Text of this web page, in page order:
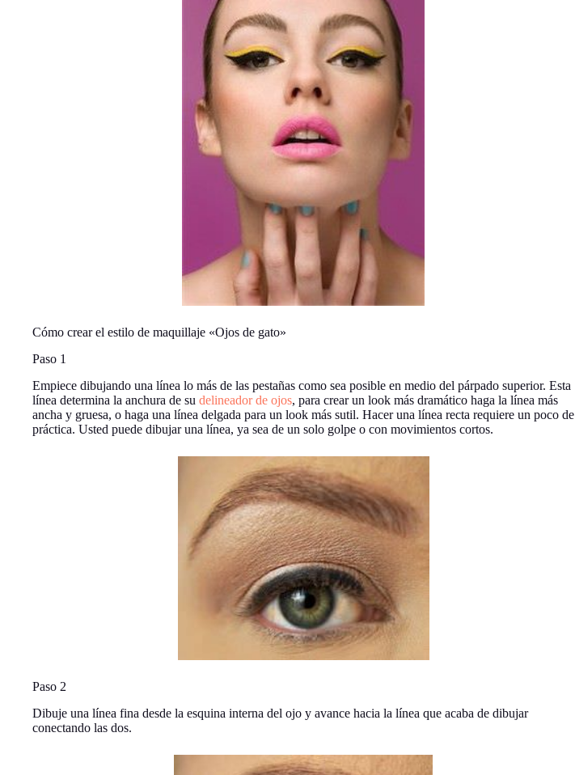
Cómo crear el estilo de maquillaje «Ojos de gato»
Paso 1
Empiece dibujando una línea lo más de las pestañas como sea posible en medio del párpado superior. Esta
línea determina la anchura de su delineador de ojos, para crear un look más dramático haga la línea más
ancha y gruesa, o haga una línea delgada para un look más sutil. Hacer una línea recta requiere un poco de
práctica. Usted puede dibujar una línea, ya sea de un solo golpe o con movimientos cortos.
Paso 2
Dibuje una línea fina desde la esquina interna del ojo y avance hacia la línea que acaba de dibujar
conectando las dos.